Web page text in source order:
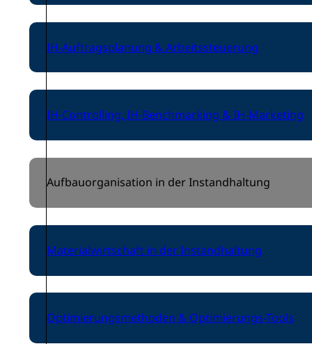
IH-Auftragsplanung & Arbeitssteuerung
IH-Controlling, IH-Benchmarking & IH-Marketing
Aufbauorganisation in der Instandhaltung
Materialwirtschaft in der Instandhaltung
Optimierungsmethoden & Optimierungs-Tools